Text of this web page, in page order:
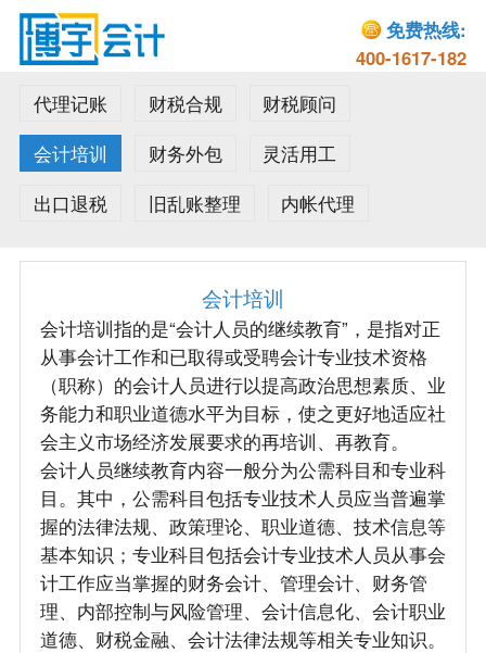
免费热线:
400-1617-182
代理记账
财税合规
财税顾问
会计培训
财务外包
灵活用工
出口退税
旧乱账整理 内帐代理
会计培训
会计培训指的是“会计人员的继续教育”，是指对正
从事会计工作和已取得或受聘会计专业技术资格
（职称）的会计人员进行以提高政治思想素质、业
务能力和职业道德水平为目标，使之更好地适应社
会主义市场经济发展要求的再培训、再教育。
会计人员继续教育内容一般分为公需科目和专业科
目。其中，公需科目包括专业技术人员应当普遍掌
握的法律法规、政策理论、职业道德、技术信息等
基本知识；专业科目包括会计专业技术人员从事会
计工作应当掌握的财务会计、管理会计、财务管
理、内部控制与风险管理、会计信息化、会计职业
道德、财税金融、会计法律法规等相关专业知识。